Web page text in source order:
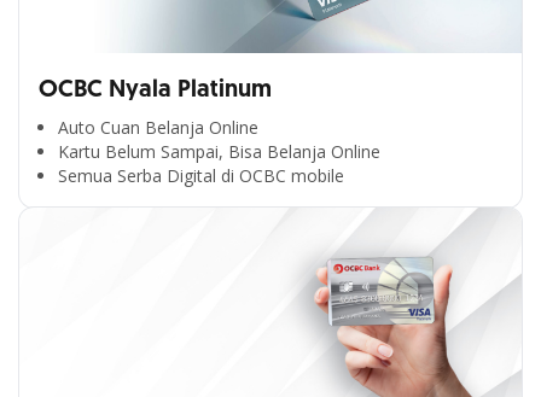
OCBC Nyala Platinum
Auto Cuan Belanja Online
Kartu Belum Sampai, Bisa Belanja Online
Semua Serba Digital di OCBC mobile